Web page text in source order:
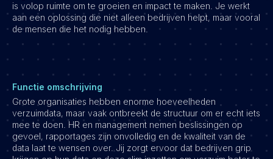
is volop ruimte om te groeien en impact te maken. Je werkt
aan een oplossing die niet alleen bedrijven helpt, maar vooral
de mensen die het nodig hebben.
Functie omschrijving
Grote organisaties hebben enorme hoeveelheden
verzuimdata, maar vaak ontbreekt de structuur om er echt iets
mee te doen. HR en management nemen beslissingen op
gevoel, rapportages zijn onvolledig en de kwaliteit van de
data laat te wensen over. Jij zorgt ervoor dat bedrijven grip